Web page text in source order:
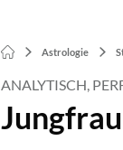
Astrologie
ANALYTISCH,
Jungfrau